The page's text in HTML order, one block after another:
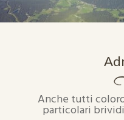
Anche tutti
particolari